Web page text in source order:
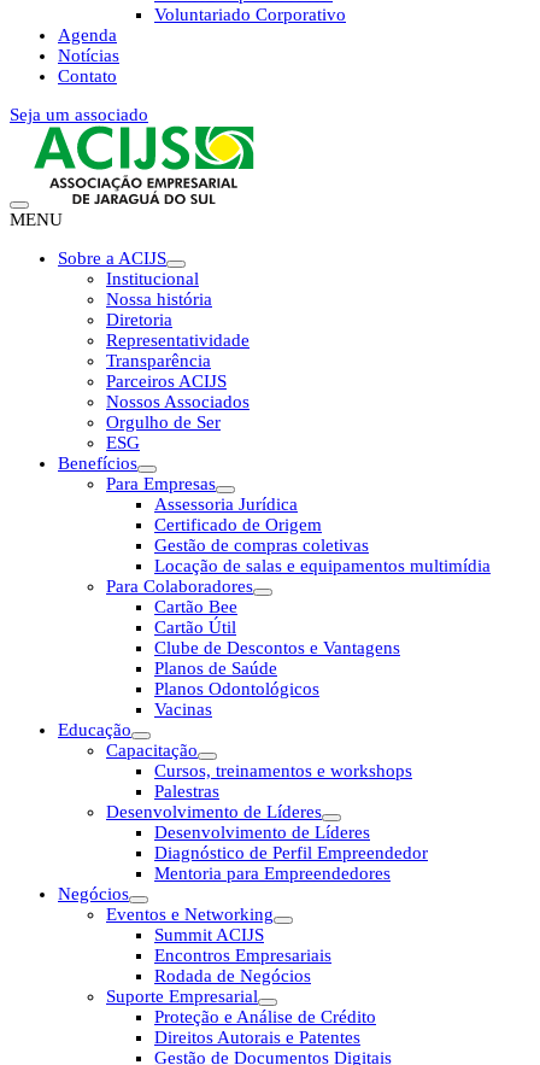
Voluntariado Corporativo
Agenda
Notícias
Contato
Seja um associado
MENU
Sobre a ACIJS
Institucional
Nossa história
Diretoria
Representatividade
Transparência
Parceiros ACIJS
Nossos Associados
Orgulho de Ser
ESG
Benefícios
Para Empresas
Assessoria Jurídica
Certificado de Origem
Gestão de compras coletivas
Locação de salas e equipamentos multimídia
Para Colaboradores
Cartão Bee
Cartão Útil
Clube de Descontos e Vantagens
Planos de Saúde
Planos Odontológicos
Vacinas
Educação
Capacitação
Cursos, treinamentos e workshops
Palestras
Desenvolvimento de Líderes
Desenvolvimento de Líderes
Diagnóstico de Perfil Empreendedor
Mentoria para Empreendedores
Negócios
Eventos e Networking
Summit ACIJS
Encontros Empresariais
Rodada de Negócios
Suporte Empresarial
Proteção e Análise de Crédito
Direitos Autorais e Patentes
Gestão de Documentos Digitais